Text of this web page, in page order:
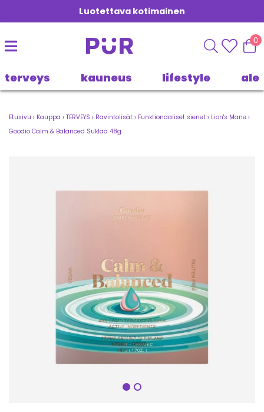
Luotettava kotimainen
0
terveys kauneus lifestyle ale
Etusivu › Kauppa › TERVEYS › Ravintolisät › Funktionaaliset sienet › Lion's Mane ›
Goodio Calm & Balanced Suklaa 48g
Seuraava